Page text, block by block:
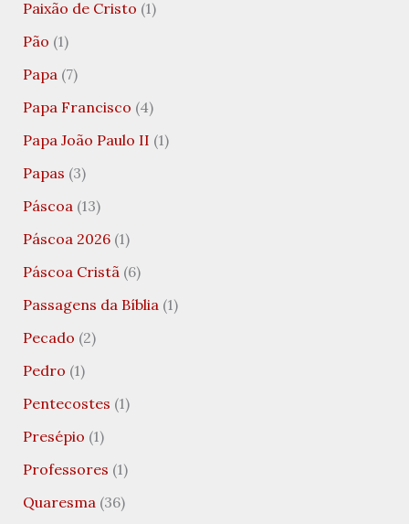
Paixão de Cristo (1)
Pão (1)
Papa (7)
Papa Francisco (4)
Papa João Paulo II (1)
Papas (3)
Páscoa (13)
Páscoa 2026(1)
Páscoa Cristã (6)
Passagens da Bíblia (1)
Pecado (2)
Pedro (1)
Pentecostes (1)
Presépio (1)
Professores (1)
Quaresma (36)